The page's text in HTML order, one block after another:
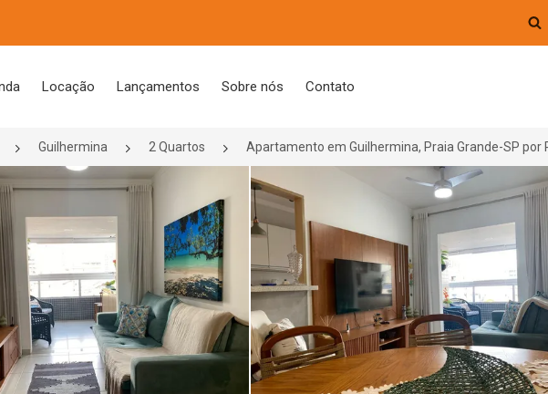
Locação Lançamentos Sobre nós Contato
Guilhermina 2 Quartos Apartamento em Guilhermina, Praia Grande-SP por